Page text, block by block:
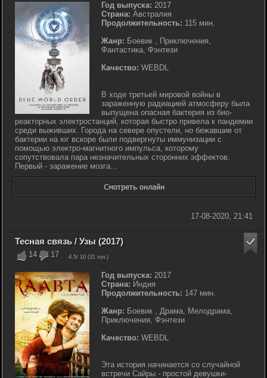
Год выпуска: 2017
Страна: Австралия
Продолжительность: 115 мин.
Жанр: Боевик , Приключения,
Фантастика, Фэнтези
Качество: WEBDL
В ходе третьей мировой войны в
зараженную радиацией атмосферу была
выпущена опасная бактерия из био-
реакторных электростанций, которая быстро привела к пандемии
среди выживших. Города на севере опустели, но бежавшие от
бактерии на юг вскоре были подвергнуты иммунизации с
помощью электро-магнитного импульса, которому
сопутствовала пара незначительных сторонних эффектов.
Первый - заражение мозга...
17-08-2020, 21:41
14 17 4.5/ 10 (31 гол.)
Тесная связь / Узы (2017)
Год выпуска: 2017
Страна: Индия
Продолжительность: 147 мин.
Жанр: Боевик , Драма, Мелодрама,
Приключения, Фэнтези
Качество: WEBDL
Эта история начинается со случайной
встречи Сайры - простой девушки-